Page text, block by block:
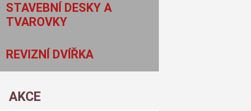
STAVEBNÍ DESKY A
TVAROVKY
REVIZNÍ DVÍŘKA
AKCE